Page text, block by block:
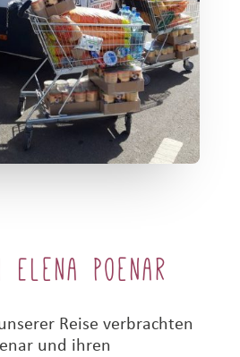
ElenaPoenar
Reise verbrachten
und ihren